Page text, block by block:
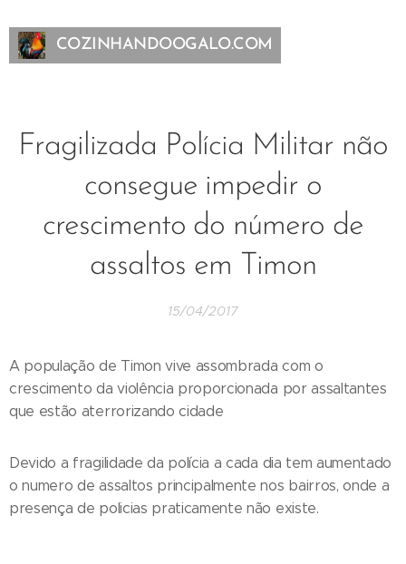
COZINHANDOOGALO.COM
Fragilizada Polícia Militar não
consegue impedir o
crescimento do número de
assaltos em Timon
15/04/2017
A população de Timon vive assombrada com o
crescimento da violência proporcionada por assaltantes
que estão aterrorizando cidade
Devido a fragilidade da polícia a cada dia tem aumentado
o numero de assaltos principalmente nos bairros, onde a
presença de policias praticamente não existe.